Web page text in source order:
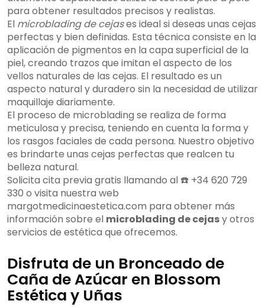
para obtener resultados precisos y realistas.
El microblading de cejases ideal si deseas unas cejas
perfectas y bien definidas. Esta técnica consiste en la
aplicación de pigmentos en la capa superficial de la
piel, creando trazos que imitan el aspecto de los
vellos naturales de las cejas. El resultado es un
aspecto natural y duradero sin la necesidad de utilizar
maquillaje diariamente.
El proceso de microblading se realiza de forma
meticulosa y precisa, teniendo en cuenta la forma y
los rasgos faciales de cada persona. Nuestro objetivo
es brindarte unas cejas perfectas que realcen tu
belleza natural.
Solicita cita previa gratis llamando al ☎️ +34 620 729
330 o visita nuestra web
margotmedicinaestetica.com para obtener más
información sobre el microblading de cejasy otros
servicios de estética que ofrecemos.
Disfruta de un Bronceado de
Caña de Azúcar en Blossom
Estética y Uñas